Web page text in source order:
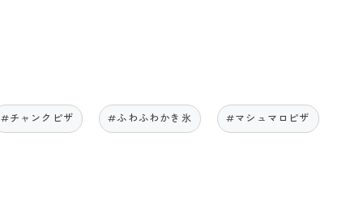
#チャンクピザ #ふわふわかき氷 #マシュマロピザ